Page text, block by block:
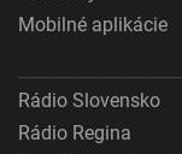
Mobilné aplikácie
Rádio Slovensko
Rádio Regina